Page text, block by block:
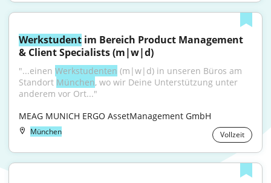
Werkstudent im Bereich Product Management
& Client Specialists (m|w|d)
"...einen Werkstudenten (m|w|d) in unseren Büros am
Standort München, wo wir Deine Unterstützung unter
anderem vor Ort..."
MEAG MUNICH ERGO AssetManagement GmbH
München Vollzeit